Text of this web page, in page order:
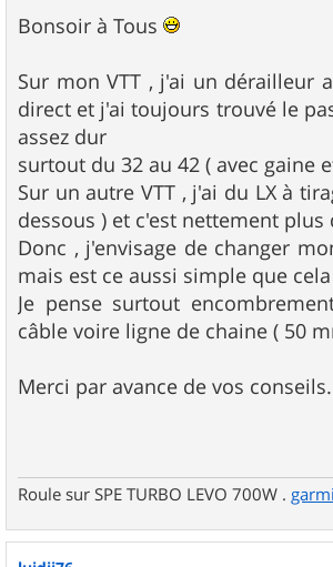
s
s
g
e
Bonsoir à Tous
Sur mon VTT , j'ai un dérailleur
direct et j'ai toujours trouvé le
assez dur
surtout du 32 au 42 ( avec gaine
Sur un autre VTT , j'ai du LX à
dessous ) et c'est nettement plus
Donc , j'envisage de changer
mais est ce aussi simple que cela
Je pense surtout
câble voire ligne de chaine ( 50
Merci par avance de vos conseils.
Roule sur SPE TURBO LEVO 700W .